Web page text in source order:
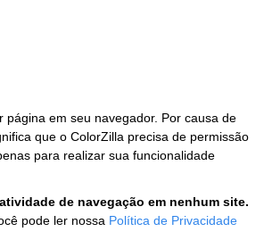
em seu navegador. Por causa de
que o ColorZilla precisa de permissão
para realizar sua funcionalidade
de navegação em nenhum site.
pode ler nossa Política de Privacidade